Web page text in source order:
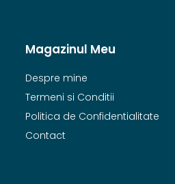
Magazinul Meu
Despre mine
Termeni si Conditii
Politica de Confidentialitate
Contact